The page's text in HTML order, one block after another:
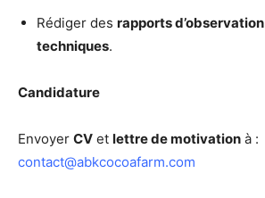
Rédiger des rapports d’observation
techniques.
Candidature
Envoyer CV et lettre de motivation à :
contact@abkcocoafarm.com